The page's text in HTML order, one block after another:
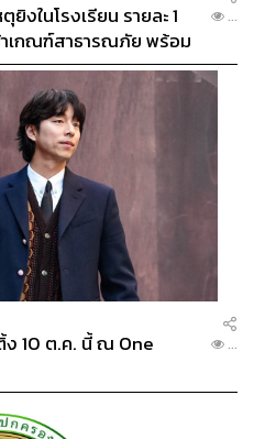
ยิงในโรงเรียน รายละ 1
าเกณฑ์สาธารณภัย พร้อม
...
10 ต.ค. นี้ ณ One
...